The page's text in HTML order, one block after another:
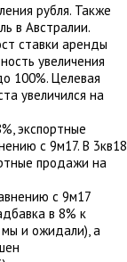
рубля. Также
в Австралии.
ставки аренды
увеличения
100%. Целевая
увеличился на
экспортные
с 9м17. В 3кв18
продажи на
с 9м17
в 8% к
и ожидали), а